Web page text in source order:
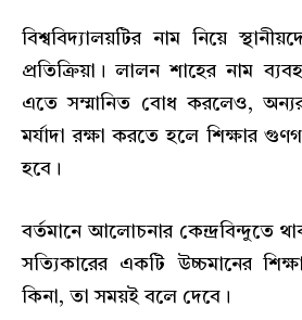
বিশ্ববিদ্যালয়টির নাম নিয়ে
প্রতিক্রিয়া। লালন শাহের নাম
এতে সম্মানিত বোধ করলেও,
মর্যাদা রক্ষা করতে হলে শিক্ষার
হবে।
বর্তমানে আলোচনার কেন্দ্রবিন্দুতে
সত্যিকারের একটি উচ্চমানের
কিনা, তা সময়ই বলে দেবে।